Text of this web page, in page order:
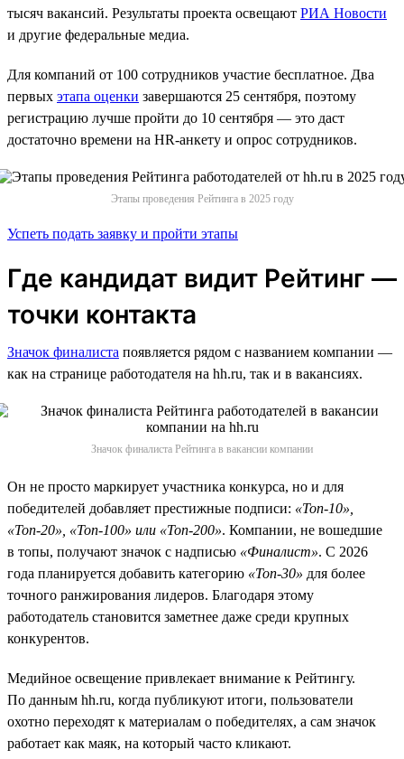
тысяч вакансий. Результаты проекта освещают РИА Новости
и другие федеральные медиа.
Для компаний от 100 сотрудников участие бесплатное. Два
первых этапа оценки завершаются 25 сентября, поэтому
регистрацию лучше пройти до 10 сентября — это даст
достаточно времени на HR-анкету и опрос сотрудников.
Этапы проведения Рейтинга в 2025 году
Успеть подать заявку и пройти этапы
Где кандидат видит Рейтинг —
точки контакта
Значок финалиста появляется рядом с названием компании —
как на странице работодателя на hh.ru, так и в вакансиях.
Значок финалиста Рейтинга в вакансии компании
Он не просто маркирует участника конкурса, но и для
победителей добавляет престижные подписи: «Топ-10»,
«Топ-20», «Топ-100» или «Топ-200». Компании, не вошедшие
в топы, получают значок с надписью «Финалист». С 2026
года планируется добавить категорию «Топ-30» для более
точного ранжирования лидеров. Благодаря этому
работодатель становится заметнее даже среди крупных
конкурентов.
Медийное освещение привлекает внимание к Рейтингу.
По данным hh.ru, когда публикуют итоги, пользователи
охотно переходят к материалам о победителях, а сам значок
работает как маяк, на который часто кликают.